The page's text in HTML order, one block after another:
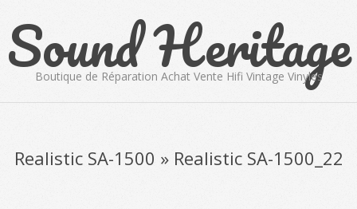
content
Sound Heritage
Boutique de Réparation Achat Vente Hifi Vintage Vinyles
MenuRealistic SA-1500 » Realistic SA-1500_22